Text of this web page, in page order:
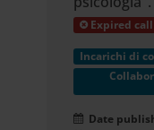
Expired call
Incarichi di
Date